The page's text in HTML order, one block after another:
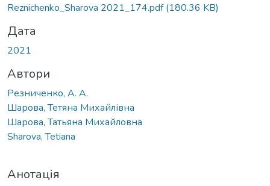
Reznichenko_Shаrova 2021_174.pdf(180.36 KB)
Дата
2021
Автори
Резниченко, А. А.
Шарова, Тетяна Михайлівна
Шарова, Татьяна Михайловна
Sharova, Tetiana
Анотація